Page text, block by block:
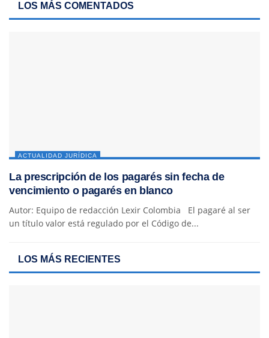
LOS MÁS COMENTADOS
ACTUALIDAD JURÍDICA
La prescripción de los pagarés sin fecha de
vencimiento o pagarés en blanco
Autor: Equipo de redacción Lexir Colombia El pagaré al ser
un título valor está regulado por el Código de...
LOS MÁS RECIENTES